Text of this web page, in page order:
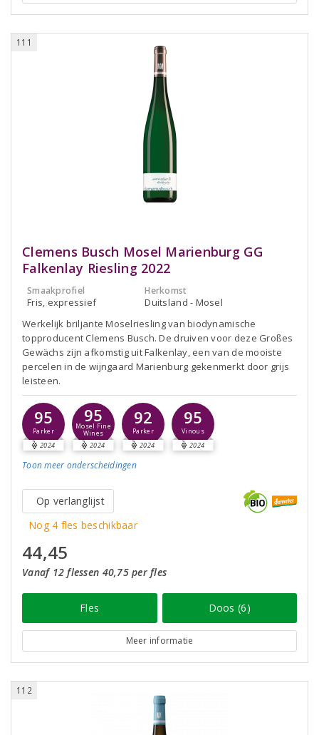
111
Clemens Busch Mosel Marienburg GG
Falkenlay Riesling 2022
Smaakprofiel
Fris, expressief
Herkomst
Duitsland - Mosel
Werkelijk briljante Moselriesling van biodynamische
topproducent Clemens Busch. De druiven voor deze Großes
Gewächs zijn afkomstig uit Falkenlay, een van de mooiste
percelen in de wijngaard Marienburg gekenmerkt door grijs
leisteen.
95
Parker
2024
95
Mosel Fine
Wines
2024
92
Parker
2024
95
Vinous
2024
Toon meer onderscheidingen
Op verlanglijst
Nog 4 fles beschikbaar
44,45
Vanaf 12 flessen 40,75 per fles
Fles Doos (6)
Meer informatie
112